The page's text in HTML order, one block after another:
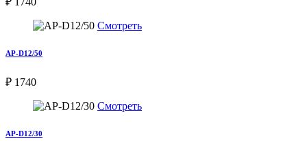
Смотреть
AP-D12/50
₽ 1740
Смотреть
AP-D12/30